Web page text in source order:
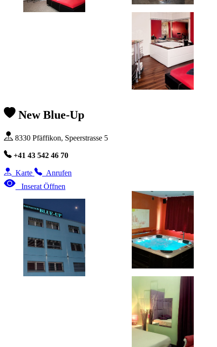
New Blue-Up
8330 Pfäffikon, Speerstrasse 5
+41 43 542 46 70
Karte
Anrufen
Inserat Öffnen